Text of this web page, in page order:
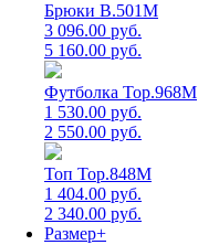
Брюки B.501M
3 096.00 руб.
5 160.00 руб.
Футболка Top.968M
1 530.00 руб.
2 550.00 руб.
Топ Top.848M
1 404.00 руб.
2 340.00 руб.
Размер+